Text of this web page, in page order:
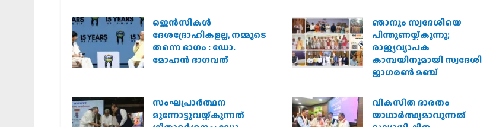
പരിഷത്ത്
ജെന്‍സികള്‍
ദേശദ്രോഹികളല്ല, നമ്മുടെ
തന്നെ ഭാഗം : ഡോ.
മോഹന്‍ ഭാഗവത്
ഞാനും സ്വദേശിയെ
പിന്തുണയ്ക്കുന്നു;
രാജ്യവ്യാപക
കാമ്പയിനുമായി സ്വദേശി
ജാഗരണ്‍ മഞ്ച്
സംഘപ്രാര്‍ത്ഥന
മുന്നോട്ടുവയ്ക്കുന്നത്
വികസിത ഭാരതം
യാഥാർത്ഥ്യമാവുന്നത്